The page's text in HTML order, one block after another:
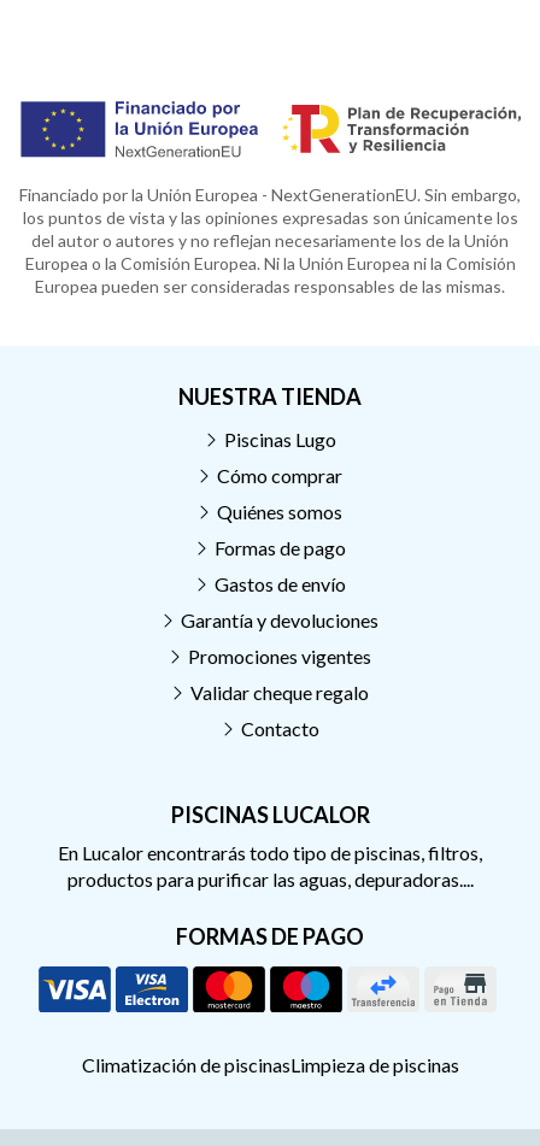
Financiado por la Unión Europea - NextGenerationEU. Sin embargo,
los puntos de vista y las opiniones expresadas son únicamente los
del autor o autores y no reflejan necesariamente los de la Unión
Europea o la Comisión Europea. Ni la Unión Europea ni la Comisión
Europea pueden ser consideradas responsables de las mismas.
PISCINAS LUCALOR
En Lucalor encontrarás todo tipo de piscinas, filtros,
productos para purificar las aguas, depuradoras....
FORMAS DE PAGO
NUESTRA TIENDA
Piscinas Lugo
Cómo comprar
Quiénes somos
Formas de pago
Gastos de envío
Garantía y devoluciones
Promociones vigentes
Validar cheque regalo
Contacto
Climatización de piscinasLimpieza de piscinas